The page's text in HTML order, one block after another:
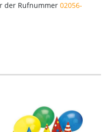
der Rufnummer 02056-